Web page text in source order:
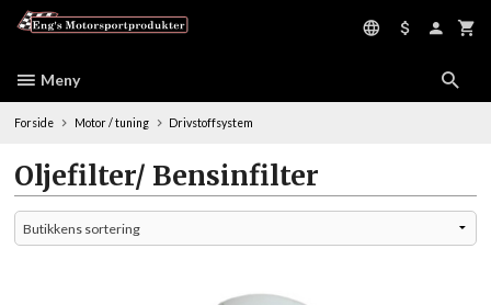
Meny
Forside Motor / tuning Drivstoffsystem
Oljefilter/ Bensinfilter